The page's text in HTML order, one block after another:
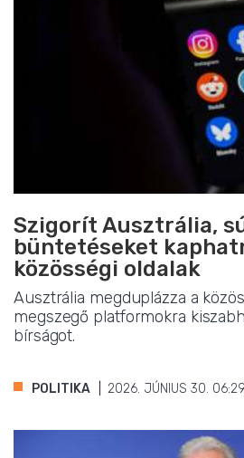
Szigorít Ausztrália,
büntetéseket
közösségi oldalak
Ausztrália megduplázza a
megszegő platformokra
bírságot.
POLITIKA 2026. JÚNIUS 30. 06:29